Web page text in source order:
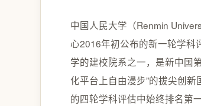
中国人民大学（Renmin
心2016年初公布的新一轮学科
学的建校院系之一，是新中国
化平台上自由漫步”的拔尖创
的四轮学科评估中始终排名第